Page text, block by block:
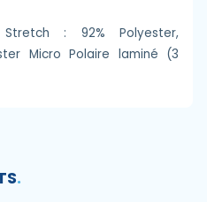
: 92% Polyester,
Micro Polaire laminé (3
.